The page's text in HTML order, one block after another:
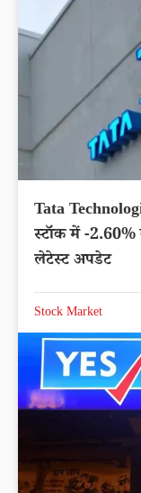
Tata
स्टॉक में -2.60%
लेटेस्ट अपडेट
Stock Market